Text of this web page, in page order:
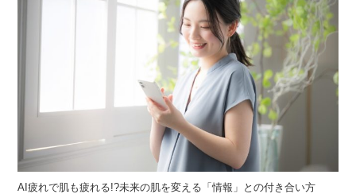
AI疲れで肌も疲れる!?未来の肌を変える「情報」との付き合い方